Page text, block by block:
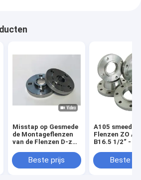
Misstap op Gesmede
de Montageflenzen
van de Flenzen D-zo-
Pijp
Beste prijs
A105 smeedde
Flenzen ZO
B16.5 1/2“ -
600lb/Sq.In
Beste